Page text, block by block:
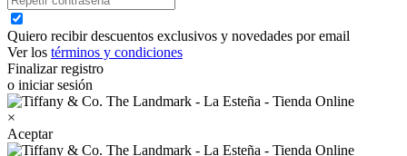
Quiero recibir descuentos exclusivos y novedades por email
Ver los términos y condiciones
Finalizar registro
o iniciar sesión
×
Aceptar